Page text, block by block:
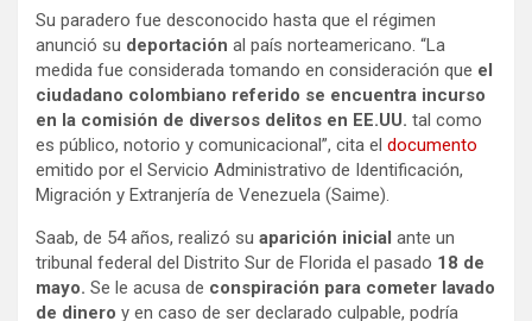
Su paradero fue desconocido hasta que el régimen
anunció su deportación al país norteamericano. “La
medida fue considerada tomando en consideración que el
ciudadano colombiano referido se encuentra incurso
en la comisión de diversos delitos en EE.UU. tal como
es público, notorio y comunicacional”, cita el documento
emitido por el Servicio Administrativo de Identificación,
Migración y Extranjería de Venezuela (Saime).
Saab, de 54 años, realizó su aparición inicial ante un
tribunal federal del Distrito Sur de Florida el pasado 18 de
mayo. Se le acusa de conspiración para cometer lavado
de dinero y en caso de ser declarado culpable, podría